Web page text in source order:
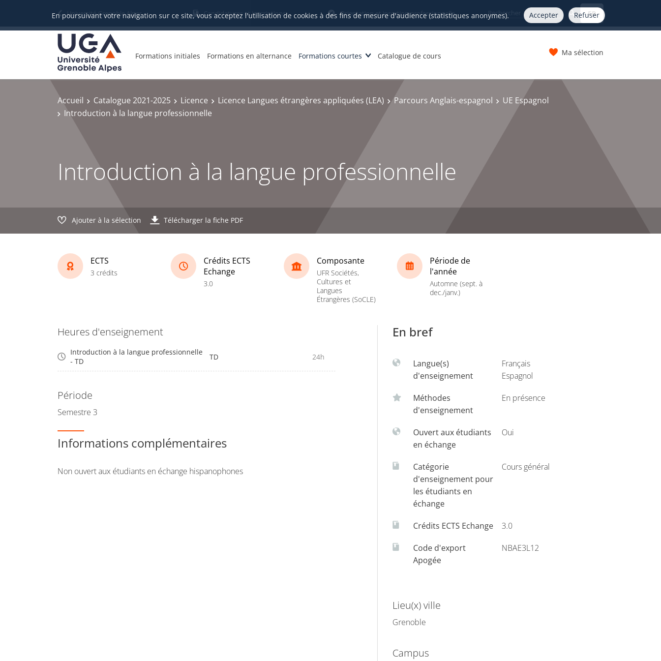
En poursuivant votre navigation sur ce site, vous acceptez l'utilisation de cookies à des fins de mesure d'audience (statistiques anonymes). Accepter Refuser
Université Grenoble Alpes Candidatures et inscriptions Orientation et insertion professionnelle FR
Formations initiales Formations en alternance Formations courtes Catalogue de cours Ma sélection
Accueil Catalogue 2021-2025 Licence Licence Langues étrangères appliquées (LEA) Parcours Anglais-espagnol
UE Espagnol
Introduction à la langue professionnelle
Introduction à la langue professionnelle
Ajouter à la sélection Télécharger la fiche PDF
ECTS
3 crédits
Crédits ECTS
Echange
3.0
Composante
UFR Sociétés,
Cultures et
Langues
Étrangères (SoCLE)
Période de
l'année
Automne (sept. à
dec./janv.)
Heures d'enseignement
Introduction à la langue professionnelle
- TD
TD 24h
Période
Semestre 3
Informations complémentaires
Non ouvert aux étudiants en échange hispanophones
En bref
Langue(s)
d'enseignement
Français
Espagnol
Méthodes
d'enseignement
En présence
Ouvert aux étudiants
en échange
Oui
Catégorie
d'enseignement pour
les étudiants en
échange
Cours général
Crédits ECTS Echange 3.0
Code d'export
Apogée
NBAE3L12
Lieu(x) ville
Grenoble
Campus